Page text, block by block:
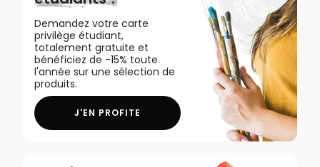
Demandez votre carte
privilège étudiant,
totalement gratuite et
bénéficiez de -15% toute
l'année sur une sélection de
produits.
J'EN PROFITE